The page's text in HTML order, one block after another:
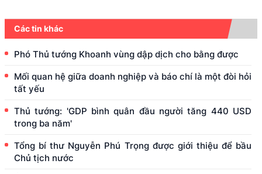
Các tin khác
Phó Thủ tướng Khoanh vùng dập dịch cho bằng được
Mối quan hệ giữa doanh nghiệp và báo chí là một đòi hỏi
tất yếu
Thủ tướng: 'GDP bình quân đầu người tăng 440 USD
trong ba năm'
Tổng bí thư Nguyễn Phú Trọng được giới thiệu để bầu
Chủ tịch nước